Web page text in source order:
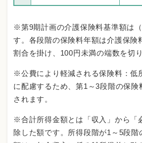
※第9期計画の介護保険料基準額は
す。各段階の保険料年額は介護保険
割合を掛け、100円未満の端数を切
※公費により軽減される保険料：低
に配慮するため、第1～3段階の保険
されます。
※合計所得金額とは「収入」から「
除した額です。所得段階が1～5段階